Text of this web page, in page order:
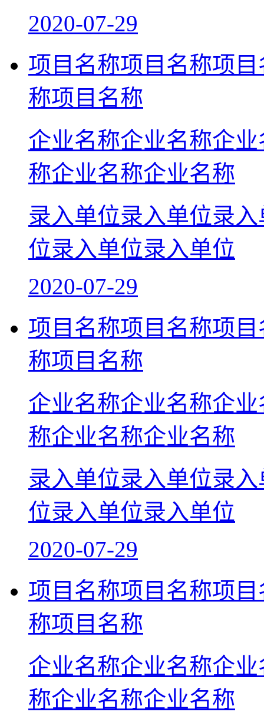
2020-07-29
项目名称项目名称项
称项目名称
企业名称企业名称企
称企业名称企业名称
录入单位录入单位录
位录入单位录入单位
2020-07-29
项目名称项目名称项
称项目名称
企业名称企业名称企
称企业名称企业名称
录入单位录入单位录
位录入单位录入单位
2020-07-29
项目名称项目名称项
称项目名称
企业名称企业名称企
称企业名称企业名称